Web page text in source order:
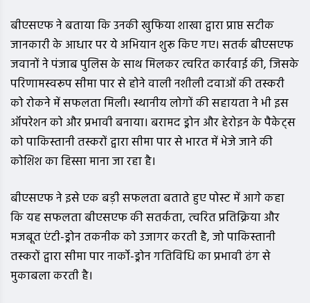
बीएसएफ ने बताया कि उनकी खुफिया शाखा द्वारा प्राप्त सटीक
जानकारी के आधार पर ये अभियान शुरू किए गए। सतर्क बीएसएफ
जवानों ने पंजाब पुलिस के साथ मिलकर त्वरित कार्रवाई की, जिसके
परिणामस्वरूप सीमा पार से होने वाली नशीली दवाओं की तस्करी
को रोकने में सफलता मिली। स्थानीय लोगों की सहायता ने भी इस
ऑपरेशन को और प्रभावी बनाया। बरामद ड्रोन और हेरोइन के पैकेट्स
को पाकिस्तानी तस्करों द्वारा सीमा पार से भारत में भेजे जाने की
कोशिश का हिस्सा माना जा रहा है।
बीएसएफ ने इसे एक बड़ी सफलता बताते हुए पोस्ट में आगे कहा
कि यह सफलता बीएसएफ की सतर्कता, त्वरित प्रतिक्रिया और
मजबूत एंटी-ड्रोन तकनीक को उजागर करती है, जो पाकिस्तानी
तस्करों द्वारा सीमा पार नार्को-ड्रोन गतिविधि का प्रभावी ढंग से
मुकाबला करती है।